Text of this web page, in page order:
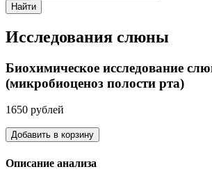
Найти
Исследования слюны
Биохимическое исследование
(микробиоценоз полости рта)
1650 рублей
Добавить в корзину
Описание анализа